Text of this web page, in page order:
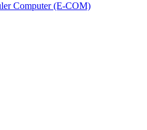
Computer (E-COM)